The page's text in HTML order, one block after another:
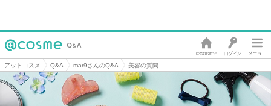
アットコスメ Q&A mar9さんのQ&A 美容の質問